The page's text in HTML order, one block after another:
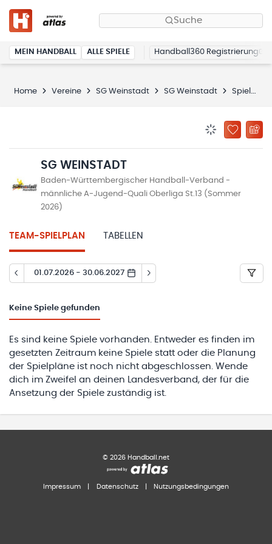
Suche
MEIN HANDBALL ALLE SPIELE Handball360 Registrierung
Home Vereine SG Weinstadt SG Weinstadt Spielplan
ZU
SG WEINSTADT
Baden-Württembergischer Handball-Verband -
männliche A-Jugend-Quali Oberliga St.13 (Sommer
2026)
TEAM-SPIELPLAN TABELLEN
01.07.2026 - 30.06.2027
Keine Spiele gefunden
Es sind keine Spiele vorhanden. Entweder es finden im
gesetzten Zeitraum keine Spiele statt oder die Planung
der Spielpläne ist noch nicht abgeschlossen. Wende
dich im Zweifel an deinen Landesverband, der für die
Ansetzung der Spiele zuständig ist.
© 2026 Handball.net
Impressum Datenschutz Nutzungsbedingungen